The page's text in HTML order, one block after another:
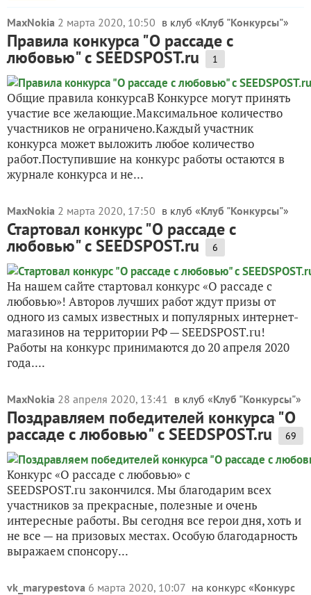
MaxNokia 2 марта 2020, 10:50 в клуб «Клуб "Конкурсы"»
Правила конкурса "О рассаде с
любовью" с SEEDSPOST.ru 1
Общие правила конкурсаВ Конкурсе могут принять
участие все желающие.Максимальное количество
участников не ограничено.Каждый участник
конкурса может выложить любое количество
работ.Поступившие на конкурс работы остаются в
журнале конкурса и не...
MaxNokia 2 марта 2020, 17:50 в клуб «Клуб "Конкурсы"»
Стартовал конкурс "О рассаде с
любовью" с SEEDSPOST.ru 6
На нашем сайте стартовал конкурс «О рассаде с
любовью»! Авторов лучших работ ждут призы от
одного из самых известных и популярных интернет-
магазинов на территории РФ — SEEDSPOST.ru!
Работы на конкурс принимаются до 20 апреля 2020
года....
MaxNokia 28 апреля 2020, 13:41 в клуб «Клуб "Конкурсы"»
Поздравляем победителей конкурса "О
рассаде с любовью" с SEEDSPOST.ru 69
Конкурс «О рассаде с любовью» с
SEEDSPOST.ru закончился. Мы благодарим всех
участников за прекрасные, полезные и очень
интересные работы. Вы сегодня все герои дня, хоть и
не все — на призовых местах. Особую благодарность
выражаем спонсору...
vk_marypestova 6 марта 2020, 10:07 на конкурс «Конкурс